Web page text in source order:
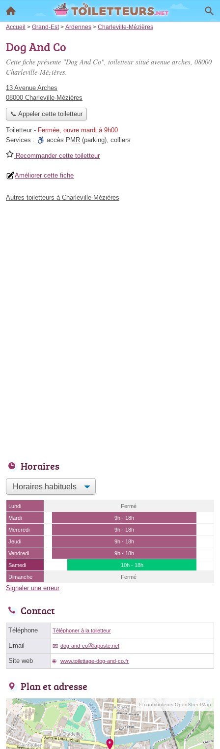
Accueil > Grand-Est > Ardennes > Charleville-Mézières
Dog And Co
Cette fiche présente "Dog And Co", toiletteur situé avenue arches, 08000
Charleville-Mézières.
13 Avenue Arches
08000 Charleville-Mézières
📞 Appeler cette toiletteur
Toiletteur - Fermée, ouvre mardi à 9h00
Services :
accès PMR (parking), colliers
Recommander cette toiletteur
Améliorer cette fiche
Autres toiletteurs à Charleville-Mézières
Horaires
Lundi
Fermé
Mardi
9h - 18h
Mercredi
9h - 18h
Jeudi
9h - 18h
Vendredi
9h - 18h
Samedi
10h - 18h
Dimanche
Fermé
Signaler une erreur
Contact
Téléphone Téléphoner à la toiletteur
Email dog-and-coⓐlaposte.net
Site web www.toilettage-dog-and-co.fr
Plan et adresse
© contributeurs OpenStreetMap